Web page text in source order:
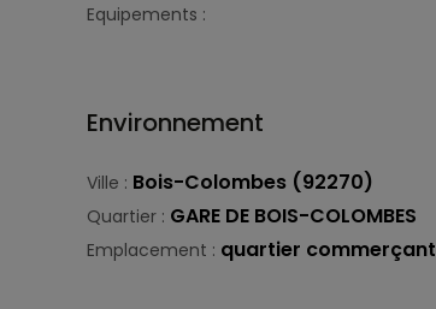
Equipements :
Environnement
Ville : Bois-Colombes (92270)
Quartier : GARE DE BOIS-COLOMBES
Emplacement : quartier commerçant